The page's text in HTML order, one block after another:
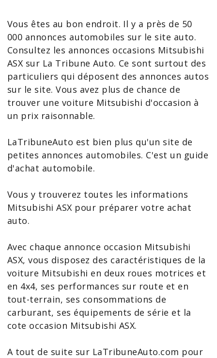
Vous êtes au bon endroit. Il y a près de 50
000 annonces automobiles sur le site auto.
Consultez les annonces occasions Mitsubishi
ASX sur La Tribune Auto. Ce sont surtout des
particuliers qui déposent des annonces autos
sur le site. Vous avez plus de chance de
trouver une voiture Mitsubishi d'occasion à
un prix raisonnable.
LaTribuneAuto est bien plus qu'un site de
petites annonces automobiles. C'est un guide
d'achat automobile.
Vous y trouverez toutes les informations
Mitsubishi ASX pour préparer votre achat
auto.
Avec chaque annonce occasion Mitsubishi
ASX, vous disposez des caractéristiques de la
voiture Mitsubishi en deux roues motrices et
en 4x4, ses performances sur route et en
tout-terrain, ses consommations de
carburant, ses équipements de série et la
cote occasion Mitsubishi ASX.
A tout de suite sur LaTribuneAuto.com pour